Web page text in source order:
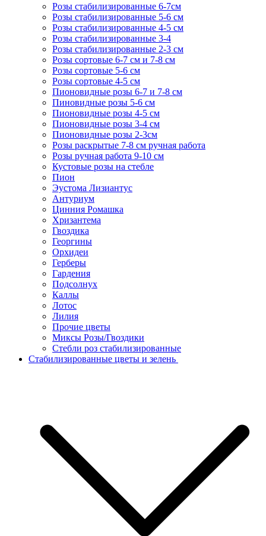
Розы стабилизированные 6-7см
Розы стабилизированные 5-6 см
Розы стабилизированные 4-5 см
Розы стабилизированные 3-4
Розы стабилизированные 2-3 см
Розы сортовые 6-7 см и 7-8 см
Розы сортовые 5-6 см
Розы сортовые 4-5 см
Пионовидные розы 6-7 и 7-8 см
Пиновидные розы 5-6 см
Пионовидные розы 4-5 см
Пионовидные розы 3-4 см
Пионовидные розы 2-3см
Розы раскрытые 7-8 см ручная работа
Розы ручная работа 9-10 см
Кустовые розы на стебле
Пион
Эустома Лизиантус
Антуриум
Цинния Ромашка
Хризантема
Гвоздика
Георгины
Орхидеи
Герберы
Гардения
Подсолнух
Каллы
Лотос
Лилия
Прочие цветы
Миксы Розы/Гвоздики
Стебли роз стабилизированные
Стабилизированные цветы и зелень